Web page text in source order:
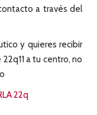
a través del
y quieres recibir
a tu centro, no
22q